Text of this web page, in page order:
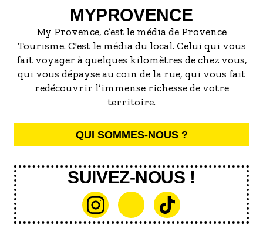
propriété très résistante à l’abrasion et la
construction d’ouvrages de génie civil.
Entre la fin des extractions et les années 2010, les
« gravières » ont été le lieu de nombreuses
dégradations : dépôts sauvages de déchets, de
carcasses de voitures, incendie et pollutions en
Ce site a été dépollué et restauré en 2017 par le
découverte et des palissades d’observation des
oiseaux ont été installés.
En 2025, le projet de véloroute a été l’occasion de
renforcer cette restauration par la création de
MYPROVENCE
My Provence, c’est le média de Provence
Tourisme. C'est le média du local. Celui qui vous
fait voyager à quelques kilomètres de chez vous,
qui vous dépayse au coin de la rue, qui vous fait
redécouvrir l’immense richesse de votre
territoire.
QUI SOMMES-NOUS ?
SUIVEZ-NOUS !